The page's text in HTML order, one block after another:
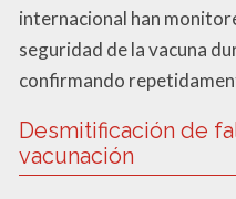
internacional han
seguridad de la vacuna
confirmando
Desmitificación de
vacunación